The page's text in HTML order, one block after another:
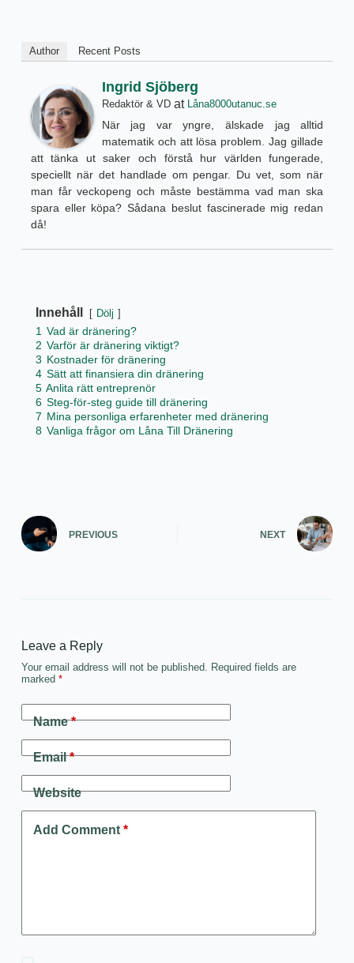
Author Recent Posts
Ingrid Sjöberg
Redaktör & VDat Låna8000utanuc.se
När jag var yngre, älskade jag alltid
matematik och att lösa problem. Jag gillade
att tänka ut saker och förstå hur världen fungerade,
speciellt när det handlade om pengar. Du vet, som när
man får veckopeng och måste bestämma vad man ska
spara eller köpa? Sådana beslut fascinerade mig redan
då!
Innehåll Dölj
1 Vad är dränering?
2 Varför är dränering viktigt?
3 Kostnader för dränering
4 Sätt att finansiera din dränering
5 Anlita rätt entreprenör
6 Steg-för-steg guide till dränering
7 Mina personliga erfarenheter med dränering
8 Vanliga frågor om Låna Till Dränering
PREVIOUS NEXT
Leave a Reply
Your email address will not be published. Required fields are
marked *
Name*
Email*
Website
Add Comment*